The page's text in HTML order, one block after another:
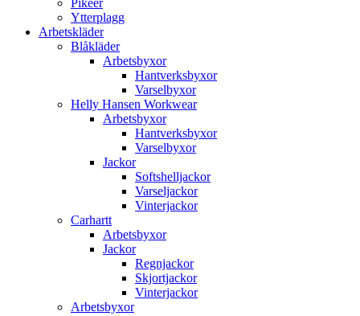
Pikéer
Ytterplagg
Arbetskläder
Blåkläder
Arbetsbyxor
Hantverksbyxor
Varselbyxor
Helly Hansen Workwear
Arbetsbyxor
Hantverksbyxor
Varselbyxor
Jackor
Softshelljackor
Varseljackor
Vinterjackor
Carhartt
Arbetsbyxor
Jackor
Regnjackor
Skjortjackor
Vinterjackor
Arbetsbyxor